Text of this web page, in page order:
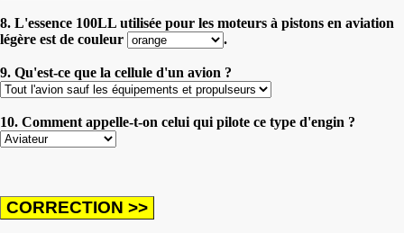
8. L'essence 100LL utilisée pour les moteurs à pistons en aviation
légère est de couleur
.
9. Qu'est-ce que la cellule d'un avion ?
10. Comment appelle-t-on celui qui pilote ce type d'engin ?